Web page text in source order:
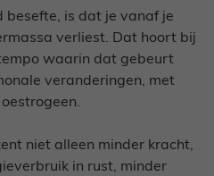
besefte, is dat je vanaf je
verliest. Dat hoort bij
waarin dat gebeurt
veranderingen, met
niet alleen minder kracht,
in rust, minder